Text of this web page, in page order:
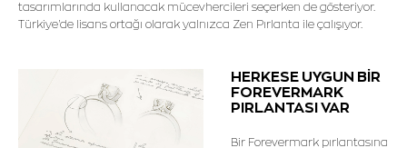
tasarımlarında kullanacak mücevhercileri seçerken de gösteriyor.
Türkiye'de lisans ortağı olarak yalnızca Zen Pırlanta ile çalışıyor.
HERKESE UYGUN BİR
FOREVERMARK
PIRLANTASI VAR
Bir Forevermark pırlantasına